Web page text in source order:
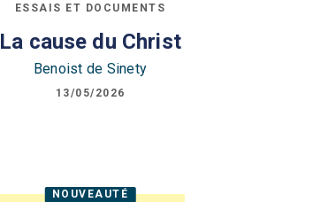
ESSAIS ET DOCUMENTS
La cause du Christ
Benoist de Sinety
13/05/2026
NOUVEAUTÉ